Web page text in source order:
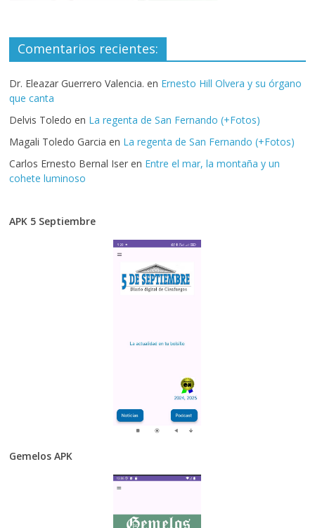
Comentarios recientes:
Dr. Eleazar Guerrero Valencia. en Ernesto Hill Olvera y su órgano
que canta
Delvis Toledo en La regenta de San Fernando (+Fotos)
Magali Toledo Garcia en La regenta de San Fernando (+Fotos)
Carlos Ernesto Bernal Iser en Entre el mar, la montaña y un
cohete luminoso
APK 5 Septiembre
Gemelos APK